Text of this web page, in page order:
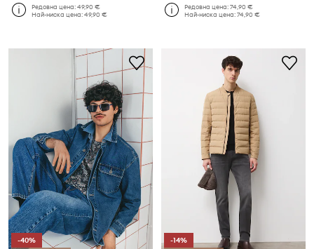
Редовна цена:49,90 €
Най-ниска цена:49,90 €
Редовна цена:74,90 €
Най-ниска цена:74,90 €
-40%
-14%